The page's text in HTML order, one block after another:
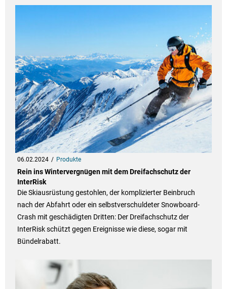
06.02.2024 Produkte
Rein ins Wintervergnügen mit dem Dreifachschutz der
InterRisk
Die Skiausrüstung gestohlen, der komplizierter Beinbruch
nach der Abfahrt oder ein selbstverschuldeter Snowboard-
Crash mit geschädigten Dritten: Der Dreifachschutz der
InterRisk schützt gegen Ereignisse wie diese, sogar mit
Bündelrabatt.